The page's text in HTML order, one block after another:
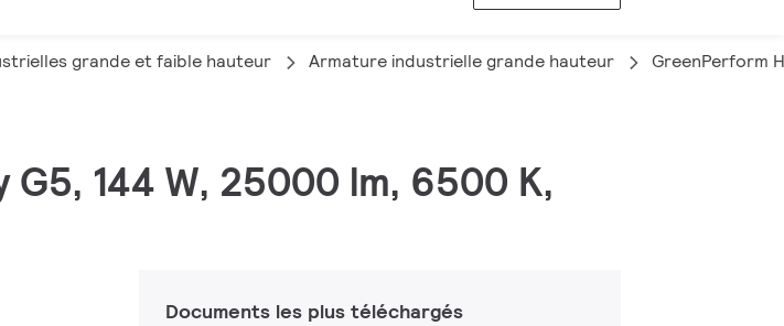
grande et faible hauteur Armature industrielle grande hauteur GreenPerform
144 W, 25000 lm, 6500 K,
Documents les plus téléchargés